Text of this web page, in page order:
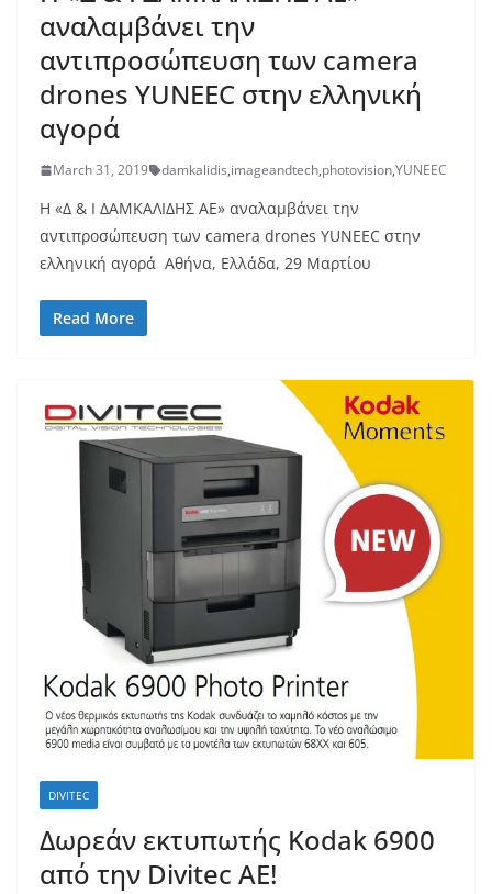
αναλαμβάνει την
αντιπροσώπευση των camera
drones YUNEEC στην ελληνική
αγορά
March 31, 2019 damkalidis,imageandtech,photovision,YUNEEC
Η «Δ & Ι ΔΑΜΚΑΛΙΔΗΣ ΑΕ» αναλαμβάνει την
αντιπροσώπευση των camera drones YUNEEC στην
ελληνική αγορά Αθήνα, Ελλάδα, 29 Μαρτίου
Read More
DIVITEC
Δωρεάν εκτυπωτής Kodak 6900
από την Divitec AE!